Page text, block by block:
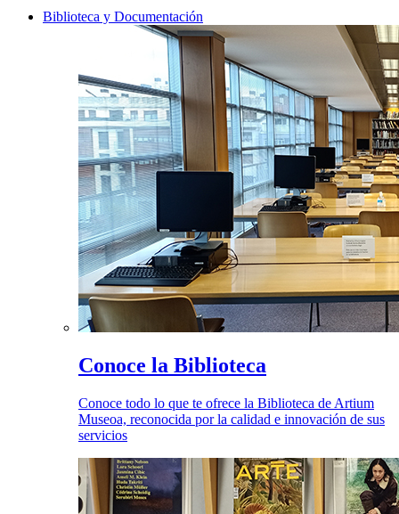
Biblioteca y Documentación
Conoce la Biblioteca
Conoce todo lo que te ofrece la Biblioteca de Artium
Museoa, reconocida por la calidad e innovación de sus
servicios